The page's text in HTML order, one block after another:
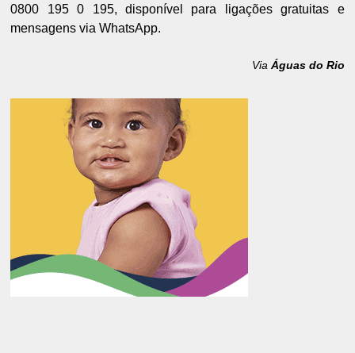
0800 195 0 195, disponível para ligações gratuitas e
mensagens via WhatsApp.
Via Águas do Rio